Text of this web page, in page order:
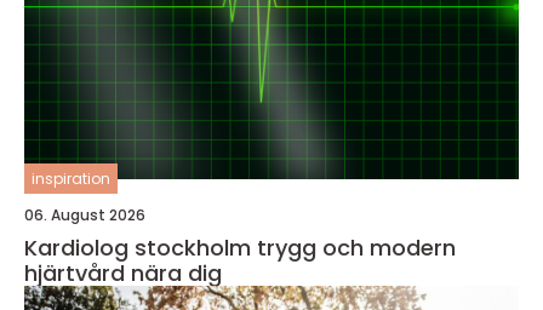
inspiration
06. August 2026
Kardiolog stockholm trygg och modern
hjärtvård nära dig